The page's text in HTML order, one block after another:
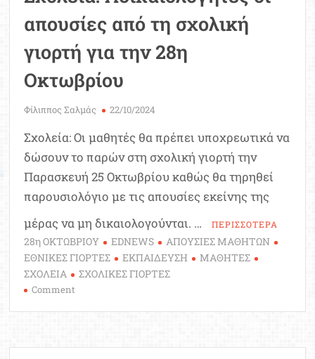
απουσίες από τη σχολική
γιορτή για την 28η
Οκτωβρίου
Φίλιππος Σαλμάς 22/10/2024
Σχολεία: Οι μαθητές θα πρέπει υποχρεωτικά να
δώσουν το παρών στη σχολική γιορτή την
Παρασκευή 25 Οκτωβρίου καθώς θα τηρηθεί
παρουσιολόγιο με τις απουσίες εκείνης της
μέρας να μη δικαιολογούνται. …
ΠΕΡΙΣΣΟΤΕΡΑ
28η ΟΚΤΩΒΡΙΟΥ EDNEWS
ΑΠΟΥΣΙΕΣ ΜΑΘΗΤΩΝ
ΕΘΝΙΚΕΣ ΓΙΟΡΤΕΣ
ΕΚΠΑΙΔΕΥΣΗ
ΜΑΘΗΤΕΣ
ΣΧΟΛΕΙΑ
ΣΧΟΛΙΚΕΣ ΓΙΟΡΤΕΣ
Comment
απουσίες